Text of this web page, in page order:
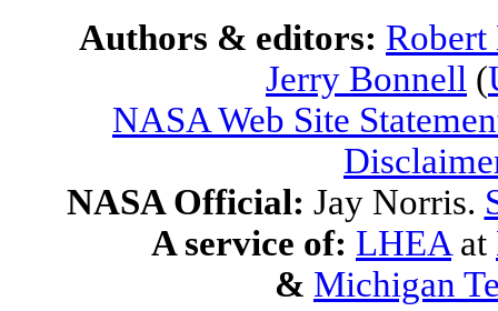
Authors & editors:
Jerry Bonnell (
NASA Web Site
NASA Official: Jay Norris.
A service of: LHEA at
& Michigan